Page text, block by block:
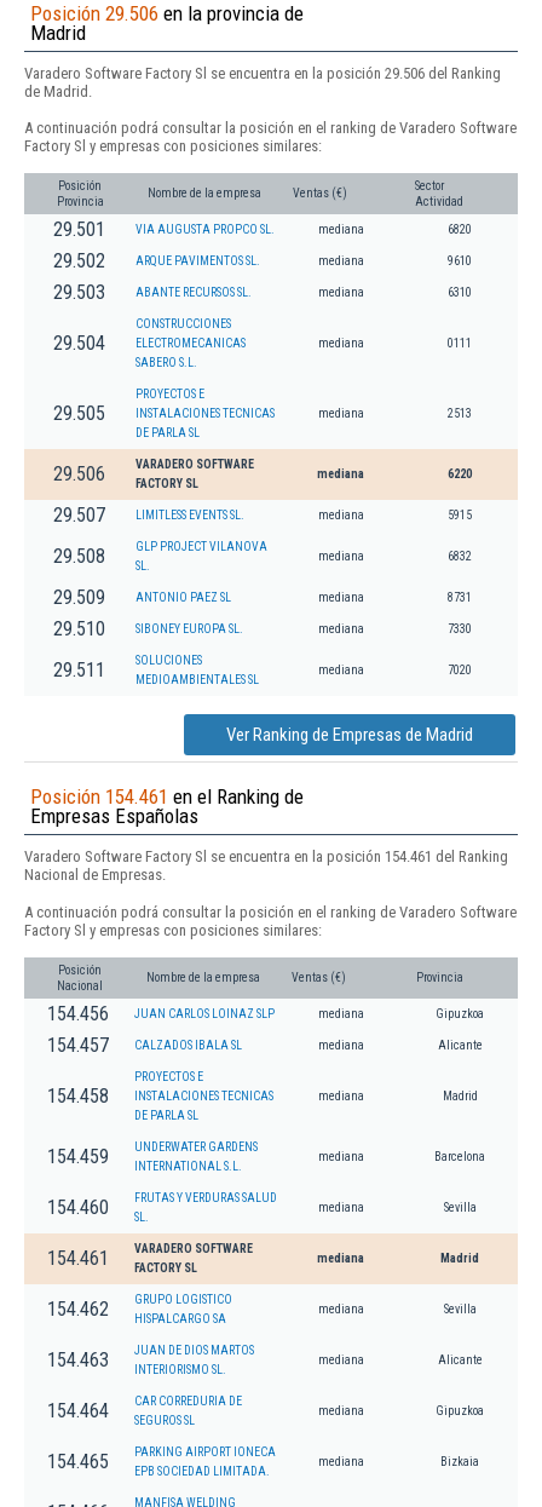
Posición 29.506 en la provincia de
Madrid
Varadero Software Factory Sl se encuentra en la posición 29.506 del Ranking
de Madrid.
A continuación podrá consultar la posición en el ranking de Varadero Software
Factory Sl y empresas con posiciones similares:
Posición
Provincia
Nombre de la empresa Ventas (€)
Sector
Actividad
29.501 VIA AUGUSTA PROPCO SL. mediana 6820
29.502 ARQUE PAVIMENTOS SL. mediana 9610
29.503 ABANTE RECURSOS SL. mediana 6310
29.504
CONSTRUCCIONES
ELECTROMECANICAS
SABERO S.L.
mediana 0111
29.505
PROYECTOS E
INSTALACIONES TECNICAS
DE PARLA SL
mediana 2513
29.506
VARADERO SOFTWARE
FACTORY SL
mediana 6220
29.507 LIMITLESS EVENTS SL. mediana 5915
29.508
GLP PROJECT VILANOVA
SL.
mediana 6832
29.509 ANTONIO PAEZ SL mediana 8731
29.510 SIBONEY EUROPA SL. mediana 7330
29.511
SOLUCIONES
MEDIOAMBIENTALES SL
mediana 7020
Ver Ranking de Empresas de Madrid
Posición 154.461 en el Ranking de
Empresas Españolas
Varadero Software Factory Sl se encuentra en la posición 154.461 del Ranking
Nacional de Empresas.
A continuación podrá consultar la posición en el ranking de Varadero Software
Factory Sl y empresas con posiciones similares:
Posición
Nacional
Nombre de la empresa Ventas (€) Provincia
154.456 JUAN CARLOS LOINAZ SLP mediana Gipuzkoa
154.457 CALZADOS IBALA SL mediana Alicante
154.458
PROYECTOS E
INSTALACIONES TECNICAS
DE PARLA SL
mediana Madrid
154.459
UNDERWATER GARDENS
INTERNATIONAL S.L.
mediana Barcelona
154.460
FRUTAS Y VERDURAS SALUD
SL.
mediana Sevilla
154.461
VARADERO SOFTWARE
FACTORY SL
mediana Madrid
154.462
GRUPO LOGISTICO
HISPALCARGO SA
mediana Sevilla
154.463
JUAN DE DIOS MARTOS
INTERIORISMO SL.
mediana Alicante
154.464
CAR CORREDURIA DE
SEGUROS SL
mediana Gipuzkoa
154.465
PARKING AIRPORT IONECA
EPB SOCIEDAD LIMITADA.
mediana Bizkaia
MANFISA WELDING